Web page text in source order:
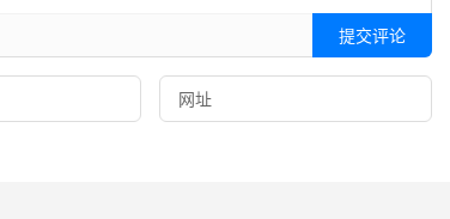
提交评论